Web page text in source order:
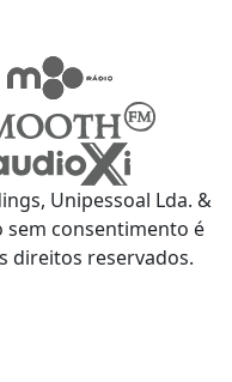
Unipessoal Lda. &
consentimento é
direitos reservados.